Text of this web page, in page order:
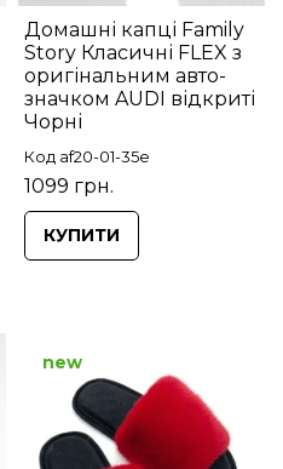
Домашні капці Family
Story Класичні FLEX з
оригінальним авто-
значком AUDI відкриті
Чорні
Код af20-01-35e
1099 грн.
КУПИТИ
new